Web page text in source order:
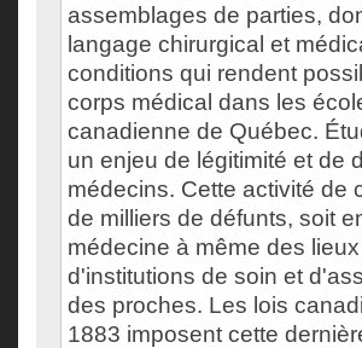
assemblages de parties,
langage chirurgical et
conditions qui rendent
corps médical dans les
canadienne de Québec.
un enjeu de légitimité et de
médecins. Cette activité de
de milliers de défunts, soit
médecine à même des
d'institutions de soin et
des proches. Les lois
1883 imposent cette